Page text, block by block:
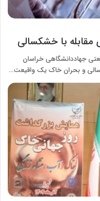
مقابله با خشکسالی
جهاددانشگاهی خراسان
و بحران خاک یک واقیعت…